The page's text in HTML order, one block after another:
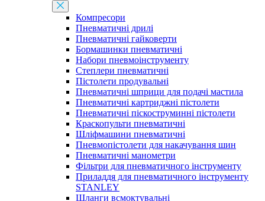
Компресори
Пневматичні дрилі
Пневматичні гайковерти
Бормашинки пневматичні
Набори пневмоінструменту
Степлери пневматичні
Пістолети продувальні
Пневматичні шприци для подачі мастила
Пневматичні картриджні пістолети
Пневматичні піскоструминні пістолети
Краскопульти пневматичні
Шліфмашини пневматичні
Пневмопістолети для накачування шин
Пневматичні манометри
Фільтри для пневматичного інструменту
Приладдя для пневматичного інструменту
STANLEY
Шланги всмоктувальні